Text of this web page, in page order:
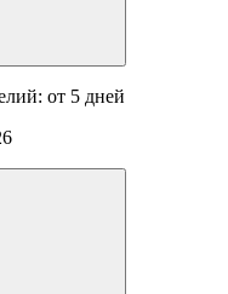
от 5 дней